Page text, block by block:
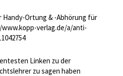
Ortung & -Abhörung für
verlag.de/a/anti-
Linken zu der
zu sagen haben